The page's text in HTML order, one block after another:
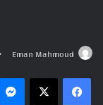
Eman Mahmoud